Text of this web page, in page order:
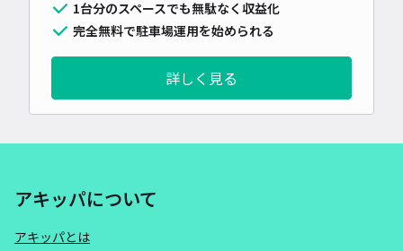
1台分のスペースでも無駄なく収益化
完全無料で駐車場運用を始められる
詳しく見る
アキッパについて
アキッパとは